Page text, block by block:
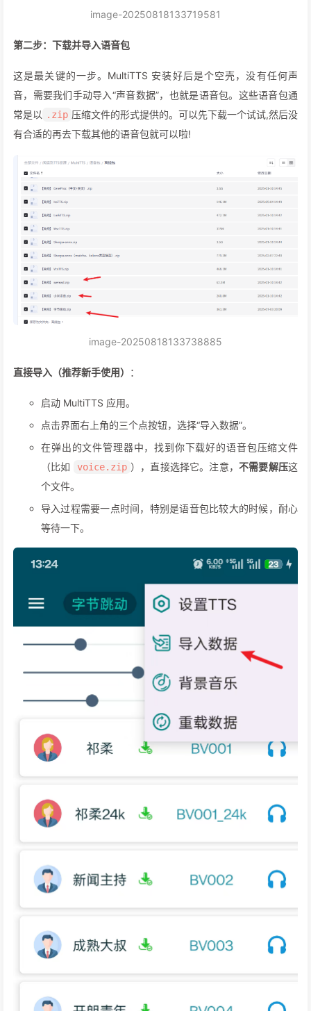
image-20250818133719581
第二步：下载并导入语音包
这是最关键的一步。MultiTTS 安装好后是个空壳，没有任何声
音，需要我们手动导入“声音数据”，也就是语音包。这些语音包通
常是以
.zip 压缩文件的形式提供的。可以先下载一个试试,然后没
有合适的再去下载其他的语音包就可以啦!
image-20250818133738885
直接导入（推荐新手使用） ：
启动 MultiTTS 应用。
点击界面右上角的三个点按钮，选择“导入数据”。
在弹出的文件管理器中，找到你下载好的语音包压缩文件
（比如
voice.zip ），直接选择它。注意，不需要解压这
个文件。
导入过程需要一点时间，特别是语音包比较大的时候，耐心
等待一下。